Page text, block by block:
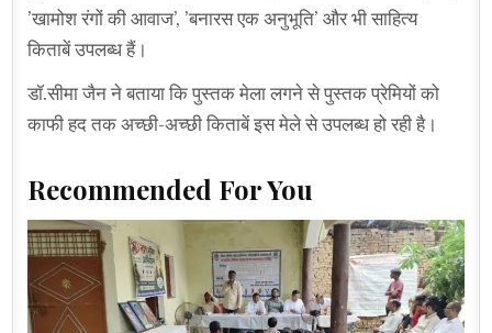
’खामोश रंगों की आवाज’, ’बनारस एक अनुभूति’ और भी साहित्य
किताबें उपलब्ध हैं।
डॉ.सीमा जैन ने बताया कि पुस्तक मेला लगने से पुस्तक प्रेमियों को
काफी हद तक अच्छी-अच्छी किताबें इस मेले से उपलब्ध हो रही है।
Recommended For You